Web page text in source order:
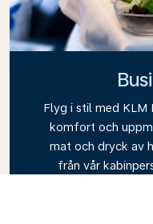
Flyg i stil med KLM
komfort och
mat och dryck av
från vår